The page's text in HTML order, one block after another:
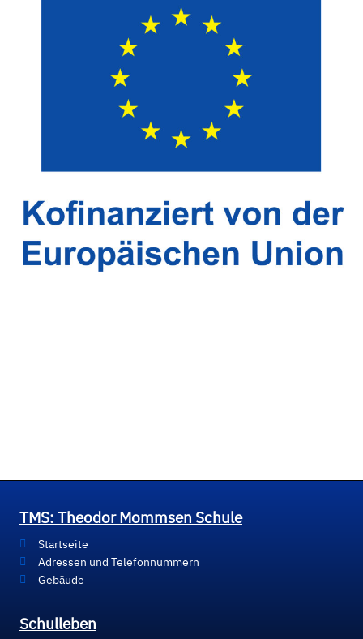
TMS: Theodor Mommsen Schule
Startseite
Adressen und Telefonnummern
Gebäude
Schulleben